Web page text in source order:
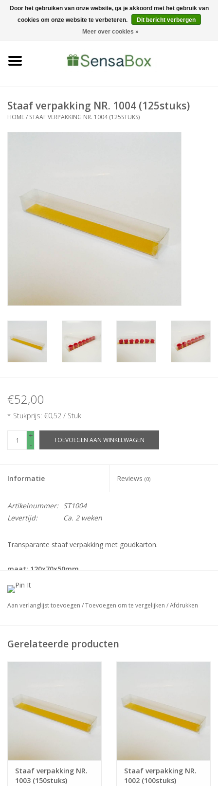
06-22022900 0 Artikelen - €0,00
Bewerkingen
Staaf verpakking NR. 1004 (125stuks)
HOME/ STAAF VERPAKKING NR. 1004 (125STUKS)
€52,00
* Stukprijs: €0,52 / Stuk
+
-
TOEVOEGEN AAN WINKELWAGEN
Informatie Reviews (0)
Artikelnummer: ST1004
Levertijd:
Ca. 2 weken
Transparante staaf verpakking met goudkarton.
maat: 120x70x50mm
goudkarton: 340grams
verpakt per: 125stuks
deksel hoogte: 20mm
Aan verlanglijst toevoegen /Toevoegen om te vergelijken /Afdrukken
Gerelateerde producten
Staaf verpakking NR.
1003 (150stuks)
Staaf verpakking NR.
1002 (100stuks)
Door het gebruiken van onze website, ga je akkoord met het gebruik van
cookies om onze website te verbeteren.
Dit bericht verbergen
Meer over cookies »